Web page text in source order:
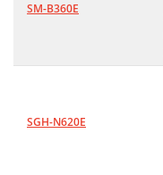
SM-B360E
SGH-N620E